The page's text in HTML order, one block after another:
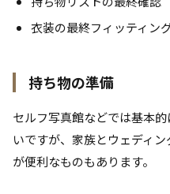
衣装の最終フィッティン
持ち物の準備
セルフ写真館などでは基本
いですが、家族とウェディ
が便利なものもあります。